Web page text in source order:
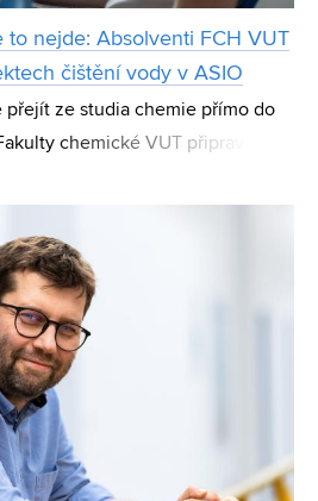
to nejde: Absolventi FCH VUT
čištění vody v ASIO
přejít ze studia chemie přímo do
chemické VUT připraví
O své zkušenosti se podělili dva